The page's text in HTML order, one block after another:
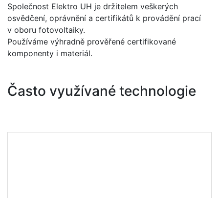
Společnost Elektro UH je držitelem veškerých
osvědčení, oprávnění a certifikátů k provádění prací
v oboru fotovoltaiky.
Používáme výhradně prověřené certifikované
komponenty i materiál.
Často využívané technologie